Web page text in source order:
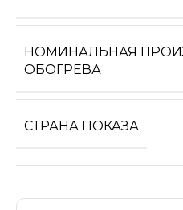
НОМИНАЛЬНАЯ
ОБОГРЕВА
СТРАНА ПОКАЗА